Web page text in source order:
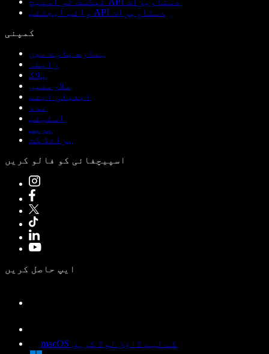
وائس ایجنٹس API دستاویزات
کمپنی
ہمارے بارے میں
رابطہ
بلاگ
ملازمتیں
ایفیلی ایٹس
مدد
اسٹیٹس
پریس
برانڈ کٹ
اسپیچفائی کو فالو کریں
ایپ حاصل کریں
macOS کے لیے ڈاؤن لوڈ کریں